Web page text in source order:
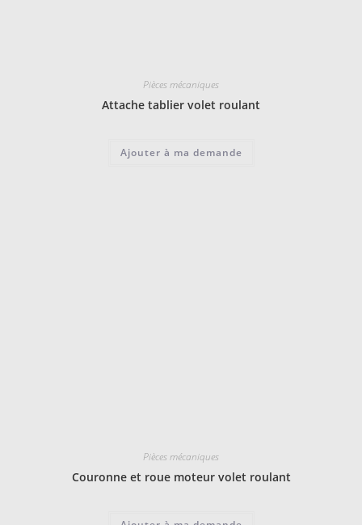
Pièces mécaniques
Attache tablier volet roulant
Ajouter à ma demande
Pièces mécaniques
Couronne et roue moteur volet roulant